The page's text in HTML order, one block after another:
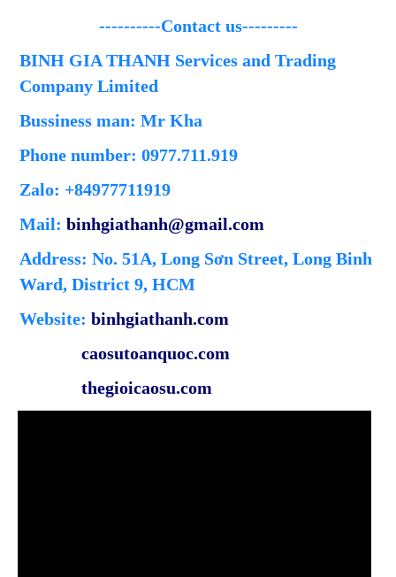
----------Contact us---------
BINH GIA THANH Services and Trading
Company Limited
Bussiness man: Mr Kha
Phone number: 0977.711.919
Zalo: +84977711919
Mail: binhgiathanh@gmail.com
Address: No. 51A, Long Sơn Street, Long Binh
Ward, District 9, HCM
Website: binhgiathanh.com
caosutoanquoc.com
thegioicaosu.com